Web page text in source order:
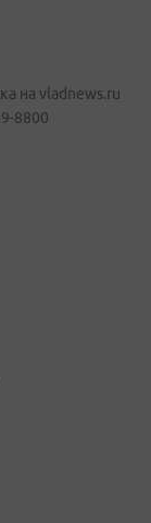
на vladnews.ru
8800